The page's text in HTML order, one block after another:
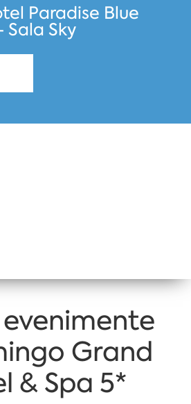
Paradise Blue
Sky
Grand
& Spa 5*